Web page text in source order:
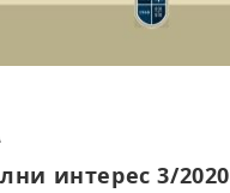
интерес 3/2020